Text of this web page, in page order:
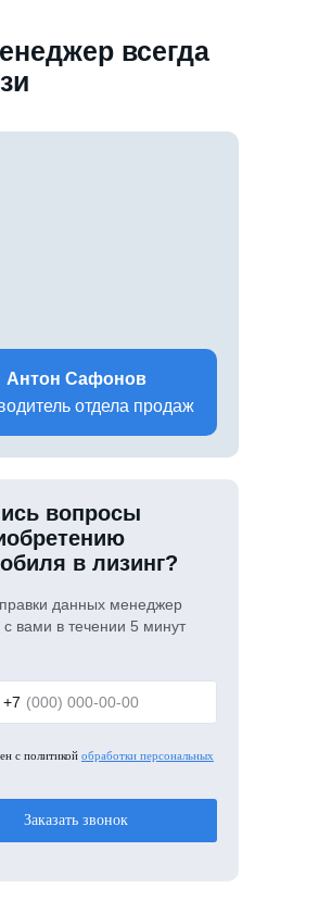
всегда
+7
с политикой обработки персональных
Заказать звонок
вопросы
в лизинг?
данных менеджер
с вами в течении 5 минут
Антон Сафонов
отдела продаж